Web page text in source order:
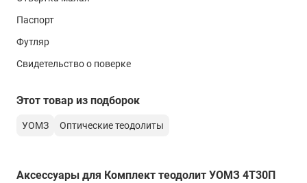
1,8X
Угол поля зрения (оптический центрир)
Паспорт
Футляр
Свидетельство о поверке
Этот товар из подборок
УОМЗ Оптические теодолиты
Аксессуары для Комплект теодолит УОМЗ 4Т30П